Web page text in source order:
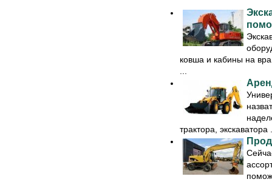
ковша и кабины на
...
трактора, экскаватора